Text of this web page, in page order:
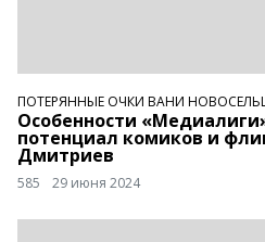
ПОТЕРЯННЫЕ ОЧКИ ВАНИ
Особенности
потенциал комиков и
Дмитриев
585 29 июня 2024